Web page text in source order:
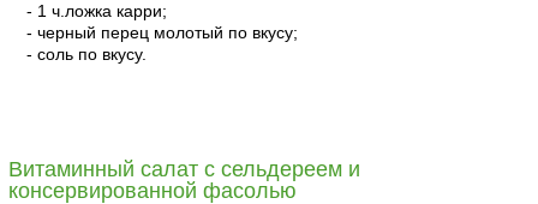
- 1 ч.ложка карри;
- черный перец молотый по вкусу;
- соль по вкусу.
Витаминный салат с сельдереем и
консервированной фасолью